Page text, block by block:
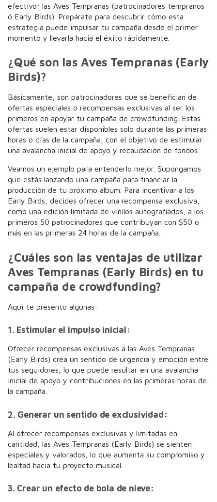
efectivo: las Aves Tempranas (patrocinadores tempranos
ó Early Birds). Prepárate para descubrir cómo esta
estrategia puede impulsar tu campaña desde el primer
momento y llevarla hacia el éxito rápidamente.
¿Qué son las Aves Tempranas (Early
Birds)?
Básicamente, son patrocinadores que se benefician de
ofertas especiales o recompensas exclusivas al ser los
primeros en apoyar tu campaña de crowdfunding. Estas
ofertas suelen estar disponibles solo durante las primeras
horas o días de la campaña, con el objetivo de estimular
una avalancha inicial de apoyo y recaudación de fondos.
Veamos un ejemplo para entenderlo mejor. Supongamos
que estás lanzando una campaña para financiar la
producción de tu próximo álbum. Para incentivar a los
Early Birds, decides ofrecer una recompensa exclusiva,
como una edición limitada de vinilos autografiados, a los
primeros 50 patrocinadores que contribuyan con $50 o
más en las primeras 24 horas de la campaña.
¿Cuáles son las ventajas de utilizar
Aves Tempranas (Early Birds) en tu
campaña de crowdfunding?
Aquí te presento algunas:
1. Estimular el impulso inicial:
Ofrecer recompensas exclusivas a las Aves Tempranas
(Early Birds) crea un sentido de urgencia y emoción entre
tus seguidores, lo que puede resultar en una avalancha
inicial de apoyo y contribuciones en las primeras horas de
la campaña.
2. Generar un sentido de exclusividad:
Al ofrecer recompensas exclusivas y limitadas en
cantidad, las Aves Tempranas (Early Birds) se sienten
especiales y valorados, lo que aumenta su compromiso y
lealtad hacia tu proyecto musical.
3. Crear un efecto de bola de nieve: